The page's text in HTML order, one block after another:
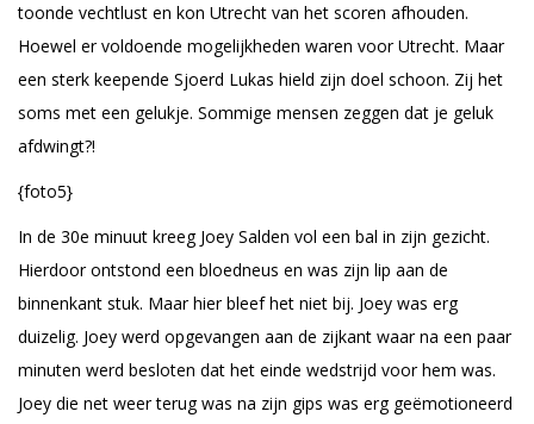
toonde vechtlust en kon Utrecht van het scoren afhouden.
Hoewel er voldoende mogelijkheden waren voor Utrecht. Maar
een sterk keepende Sjoerd Lukas hield zijn doel schoon. Zij het
soms met een gelukje. Sommige mensen zeggen dat je geluk
afdwingt?!
{foto5}
In de 30e minuut kreeg Joey Salden vol een bal in zijn gezicht.
Hierdoor ontstond een bloedneus en was zijn lip aan de
binnenkant stuk. Maar hier bleef het niet bij. Joey was erg
duizelig. Joey werd opgevangen aan de zijkant waar na een paar
minuten werd besloten dat het einde wedstrijd voor hem was.
Joey die net weer terug was na zijn gips was erg geëmotioneerd